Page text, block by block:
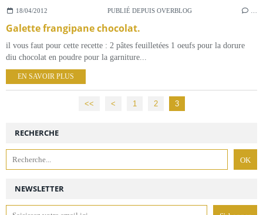
18/04/2012 PUBLIÉ DEPUIS OVERBLOG
Galette frangipane chocolat.
il vous faut pour cette recette : 2 pâtes feuilletées 1 oeufs pour la dorure
diu chocolat en poudre pour la garniture...
EN SAVOIR PLUS
<< < 1 2 3
NEWSLETTER
RECHERCHE